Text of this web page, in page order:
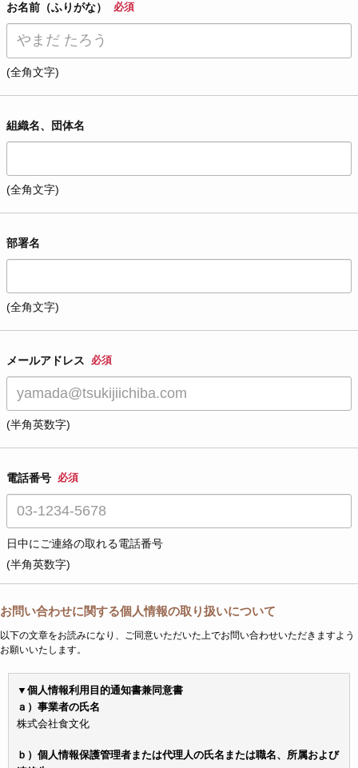
お名前（ふりがな） 必須
(全角文字)
組織名、団体名
(全角文字)
部署名
(全角文字)
メールアドレス 必須
(半角英数字)
電話番号 必須
日中にご連絡の取れる電話番号
(半角英数字)
お問い合わせに関する個人情報の取り扱いについて
以下の文章をお読みになり、ご同意いただいた上でお問い合わせいただきますよう
お願いいたします。
▼個人情報利用目的通知書兼同意書
ａ）事業者の氏名
株式会社食文化
ｂ）個人情報保護管理者または代理人の氏名または職名、所属および